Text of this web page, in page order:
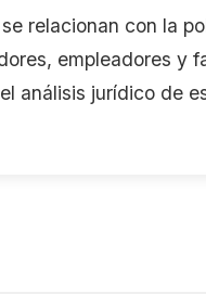
relacionan con la
empleadores y
análisis jurídico de